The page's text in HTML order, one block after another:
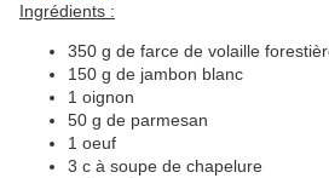
Ingrédients :
350 g de farce de volaille
150 g de jambon blanc
1 oignon
50 g de parmesan
1 oeuf
3 c à soupe de chapelure